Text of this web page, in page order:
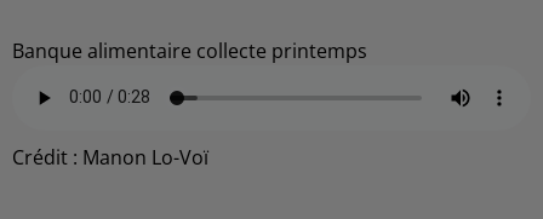
Banque alimentaire collecte printemps
Crédit : Manon Lo-Voï